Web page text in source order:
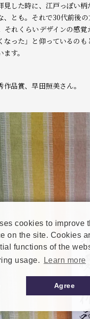
見した時に、江戸っぽい柄
、とも。それで30代前後
れくらいデザインの感覚
なった」と仰っているのも
す。
作品賞、早田照美さん。
cookies to improve
on the site. Cookies
functions of the
usage.
Learn more
Agree